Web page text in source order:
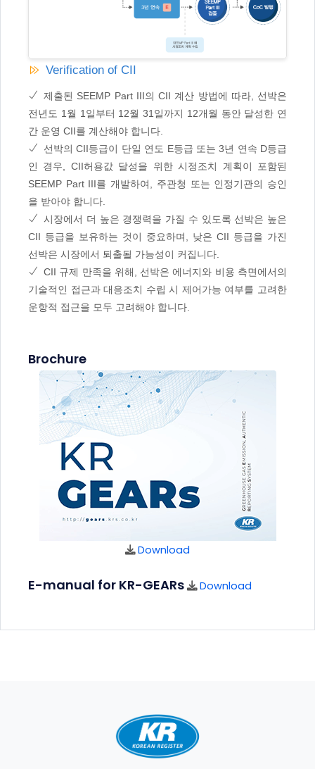
Verification of CII
제출된 SEEMP Part III의 CII 계산 방법에 따라, 선박은
전년도 1월 1일부터 12월 31일까지 12개월 동안 달성한 연
간 운영 CII를 계산해야 합니다.
선박의 CII등급이 단일 연도 E등급 또는 3년 연속 D등급
인 경우, CII허용값 달성을 위한 시정조치 계획이 포함된
SEEMP Part III를 개발하여, 주관청 또는 인정기관의 승인
을 받아야 합니다.
시장에서 더 높은 경쟁력을 가질 수 있도록 선박은 높은
CII 등급을 보유하는 것이 중요하며, 낮은 CII 등급을 가진
선박은 시장에서 퇴출될 가능성이 커집니다.
CII 규제 만족을 위해, 선박은 에너지와 비용 측면에서의
기술적인 접근과 대응조치 수립 시 제어가능 여부를 고려한
운항적 접근을 모두 고려해야 합니다.
Brochure
Download
E-manual for KR-GEARs Download